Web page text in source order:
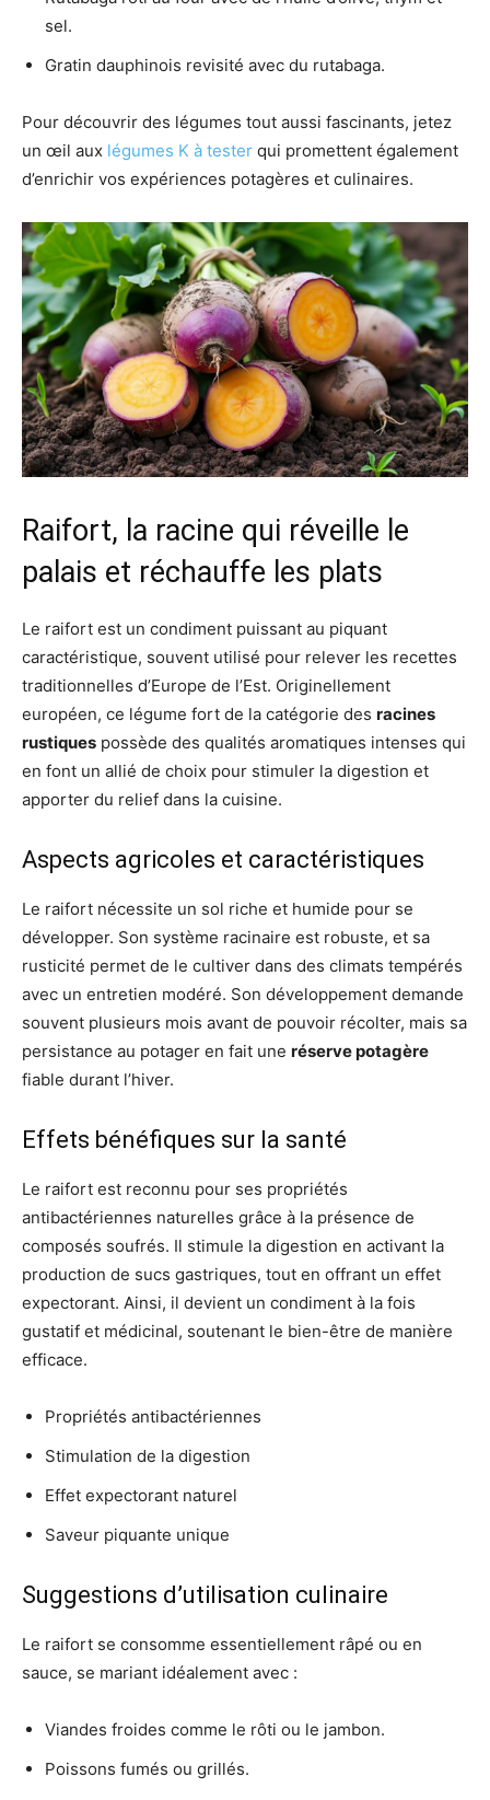
sel.
Gratin dauphinois revisité avec du rutabaga.
Pour découvrir des légumes tout aussi fascinants, jetez
un œil aux légumes K à tester qui promettent également
d’enrichir vos expériences potagères et culinaires.
Raifort, la racine qui réveille le
palais et réchauffe les plats
Le raifort est un condiment puissant au piquant
caractéristique, souvent utilisé pour relever les recettes
traditionnelles d’Europe de l’Est. Originellement
européen, ce légume fort de la catégorie des racines
rustiques possède des qualités aromatiques intenses qui
en font un allié de choix pour stimuler la digestion et
apporter du relief dans la cuisine.
Aspects agricoles et caractéristiques
Le raifort nécessite un sol riche et humide pour se
développer. Son système racinaire est robuste, et sa
rusticité permet de le cultiver dans des climats tempérés
avec un entretien modéré. Son développement demande
souvent plusieurs mois avant de pouvoir récolter, mais sa
persistance au potager en fait une réserve potagère
fiable durant l’hiver.
Effets bénéfiques sur la santé
Le raifort est reconnu pour ses propriétés
antibactériennes naturelles grâce à la présence de
composés soufrés. Il stimule la digestion en activant la
production de sucs gastriques, tout en offrant un effet
expectorant. Ainsi, il devient un condiment à la fois
gustatif et médicinal, soutenant le bien-être de manière
efficace.
Propriétés antibactériennes
Stimulation de la digestion
Effet expectorant naturel
Saveur piquante unique
Suggestions d’utilisation culinaire
Le raifort se consomme essentiellement râpé ou en
sauce, se mariant idéalement avec :
Viandes froides comme le rôti ou le jambon.
Poissons fumés ou grillés.